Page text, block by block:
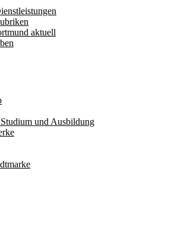
aktuell
und Ausbildung